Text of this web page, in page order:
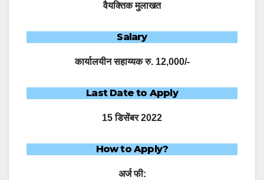
वैयक्तिक मुलाखत
Salary
कार्यालयीन सहाय्यक रु. 12,000/-
Last Date to Apply
15 डिसेंबर 2022
How to Apply?
अर्ज फी: